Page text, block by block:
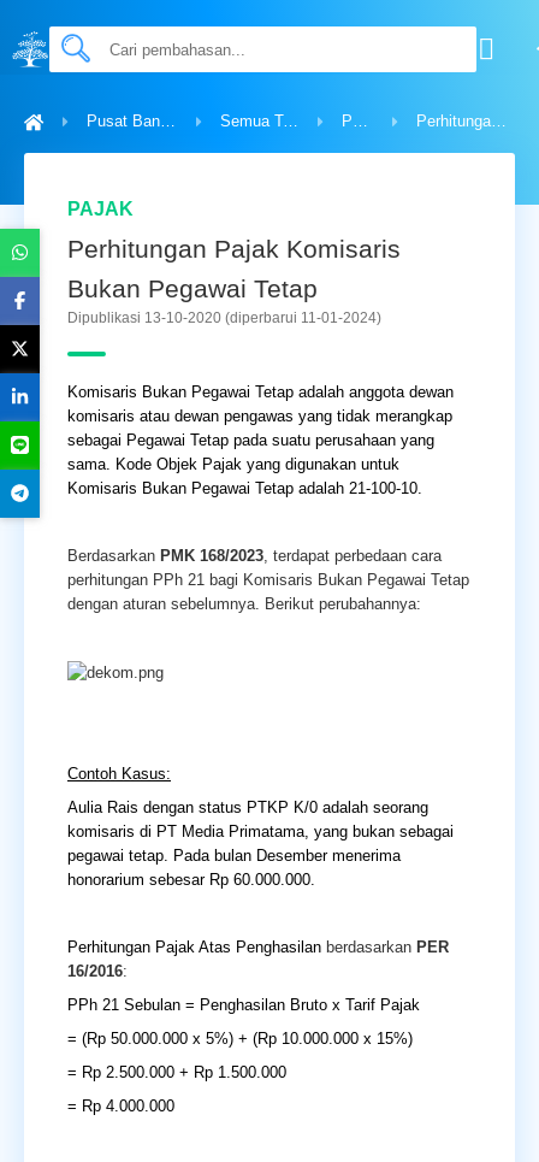
Pusat Bantuan Semua Topik Pajak Perhitungan Pajak Komisaris Bukan Pegawai Tetap
PAJAK
Perhitungan Pajak Komisaris
Bukan Pegawai Tetap
Dipublikasi 13-10-2020 (diperbarui 11-01-2024)
Komisaris Bukan Pegawai Tetap adalah anggota dewan
komisaris atau dewan pengawas yang tidak merangkap
sebagai Pegawai Tetap pada suatu perusahaan yang
sama. Kode Objek Pajak yang digunakan untuk
Komisaris Bukan Pegawai Tetap adalah 21-100-10.
Berdasarkan PMK 168/2023, terdapat perbedaan cara
perhitungan PPh 21 bagi Komisaris Bukan Pegawai Tetap
dengan aturan sebelumnya. Berikut perubahannya:
Contoh Kasus:
Aulia Rais dengan status PTKP K/0 adalah seorang
komisaris di PT Media Primatama, yang bukan sebagai
pegawai tetap. Pada bulan Desember menerima
honorarium sebesar Rp 60.000.000.
Perhitungan Pajak Atas Penghasilan berdasarkan PER
16/2016:
PPh 21 Sebulan = Penghasilan Bruto x Tarif Pajak
= (Rp 50.000.000 x 5%) + (Rp 10.000.000 x 15%)
= Rp 2.500.000 + Rp 1.500.000
= Rp 4.000.000